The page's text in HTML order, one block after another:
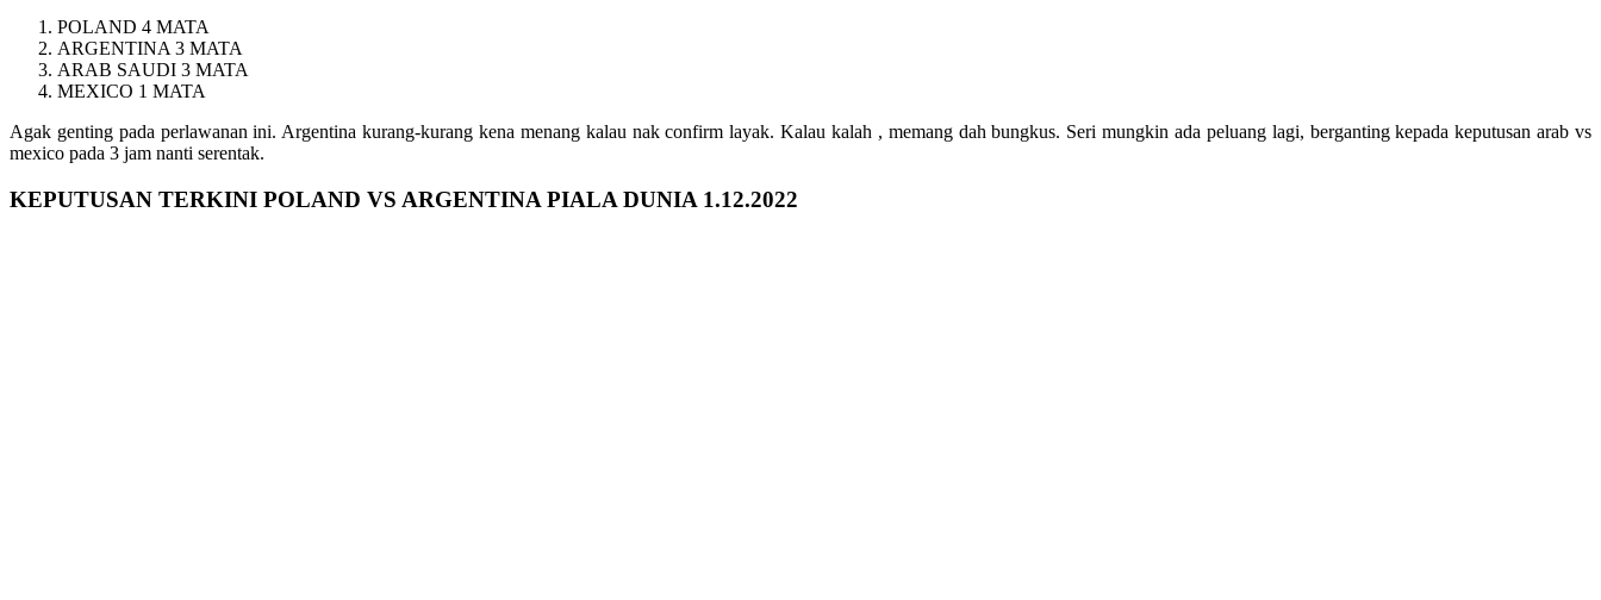
POLAND 4 MATA
ARGENTINA 3 MATA
ARAB SAUDI 3 MATA
MEXICO 1 MATA
Agak genting pada perlawanan ini. Argentina kurang-kurang kena menang kalau nak confirm layak. Kalau kalah , memang dah bungkus. Seri mungkin ada peluang lagi, berganting kepada keputusan arab vs
mexico pada 3 jam nanti serentak.
KEPUTUSAN TERKINI POLAND VS ARGENTINA PIALA DUNIA 1.12.2022